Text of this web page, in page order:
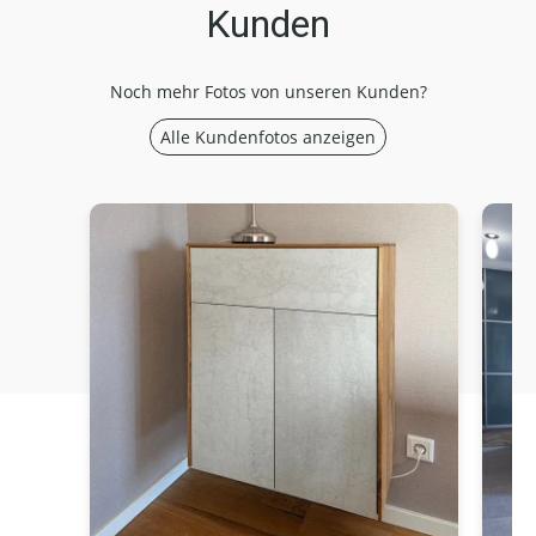
Kunden
Noch mehr Fotos von unseren Kunden?
Alle Kundenfotos anzeigen